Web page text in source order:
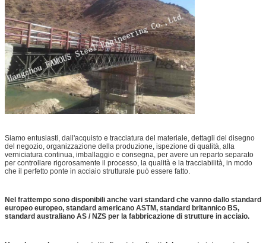
Siamo entusiasti, dall'acquisto e tracciatura del materiale, dettagli del disegno
del negozio, organizzazione della produzione, ispezione di qualità, alla
verniciatura continua, imballaggio e consegna, per avere un reparto separato
per controllare rigorosamente il processo, la qualità e la tracciabilità, in modo
che il perfetto ponte in acciaio strutturale può essere fatto.
Nel frattempo sono disponibili anche vari standard che vanno dallo standard
europeo europeo, standard americano ASTM, standard britannico BS,
standard australiano AS / NZS per la fabbricazione di strutture in acciaio.